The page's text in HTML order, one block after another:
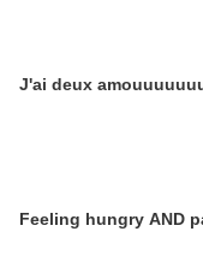
J'ai deux
Feeling hungry AND